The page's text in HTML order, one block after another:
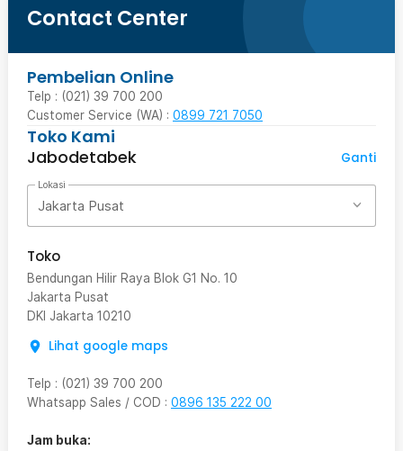
Contact Center
Pembelian Online
Telp : (021) 39 700 200
Customer Service (WA) : 0899 721 7050
Toko Kami
Jabodetabek
Ganti
Lokasi
Jakarta Pusat
Toko
Bendungan Hilir Raya Blok G1 No. 10
Jakarta Pusat
DKI Jakarta 10210
Lihat google maps
Telp : (021) 39 700 200
Whatsapp Sales / COD : 0896 135 222 00
Jam buka: